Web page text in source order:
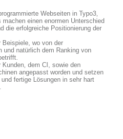
Webseiten in Typo3,
einen enormen Unterschied
die erfolgreiche Positionierung der
Beispiele, wo von der
und natürlich dem Ranking von
dem CI, sowie den
angepasst worden und setzen
fertige Lösungen in sehr hart